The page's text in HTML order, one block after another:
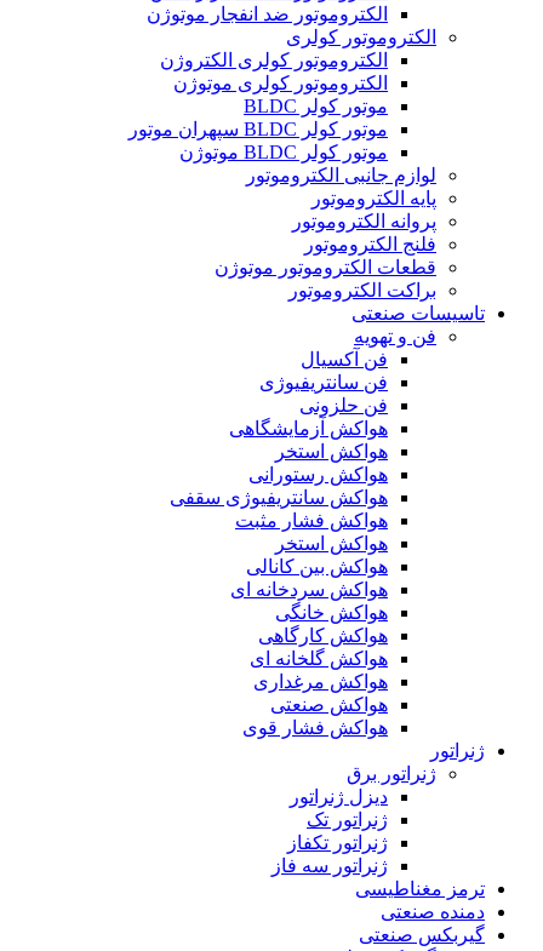
الکتروموتور ضد انفجار موتوژن
الکتروموتور کولری
الکتروموتور کولری الکتروژن
الکتروموتور کولری موتوژن
موتور کولر BLDC
موتور کولر BLDC سپهران موتور
موتور کولر BLDC موتوژن
لوازم جانبی الکتروموتور
پایه الکتروموتور
پروانه الکتروموتور
فلنج الکتروموتور
قطعات الکتروموتور موتوژن
براکت الکتروموتور
تاسیسات صنعتی
فن و تهویه
فن آکسیال
فن سانتریفیوژی
فن حلزونی
هواکش آزمایشگاهی
هواکش استخر
هواکش رستورانی
هواکش سانتریفیوژی سقفی
هواکش فشار مثبت
هواکش استخر
هواکش بین کانالی
هواکش سردخانه ای
هواکش خانگی
هواکش کارگاهی
هواکش گلخانه ای
هواکش مرغداری
هواکش صنعتی
هواکش فشار قوی
ژنراتور
ژنراتور برق
دیزل ژنراتور
ژنراتور تک
ژنراتور تکفاز
ژنراتور سه فاز
ترمز مغناطیسی
دمنده صنعتی
گیربکس صنعتی